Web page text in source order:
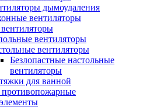
дымоудаления
вентиляторы
вентиляторы
вентиляторы
Безлопастные настольные
вентиляторы
для ванной